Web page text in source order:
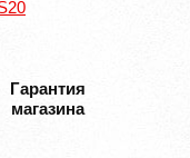
Гарантия
магазина